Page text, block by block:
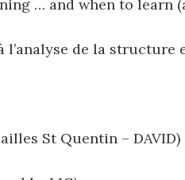
… and when to learn
l’analyse de la structure
St Quentin – DAVID)